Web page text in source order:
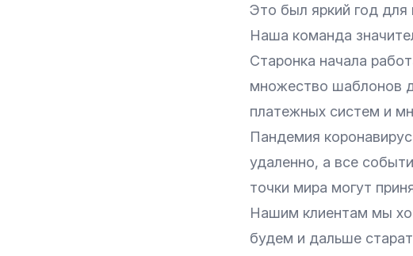
Это был яркий год для
Наша команда
Старонка начала
множество шаблонов
платежных систем и
Пандемия
удаленно, а все
точки мира могут
Нашим клиентам мы
будем и дальше